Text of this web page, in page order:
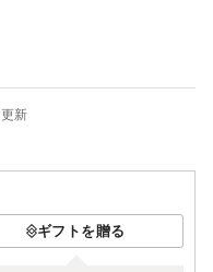
更新
ギフトを贈る